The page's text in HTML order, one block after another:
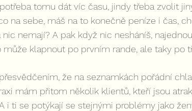
tomu dát víc času, jindy třeba zvolit jiný
na sebe, máš na to konečně peníze i čas,
nemají? A pak když nic nesháníš,
může klapnout po prvním rande, ale taky po
že na seznamkách pořádní
mám přitom několik klientů, kteří jsou
i ti se potýkají se stejnými problémy jako